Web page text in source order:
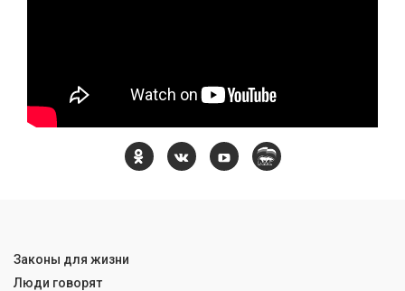
Законы для жизни
Люди говорят